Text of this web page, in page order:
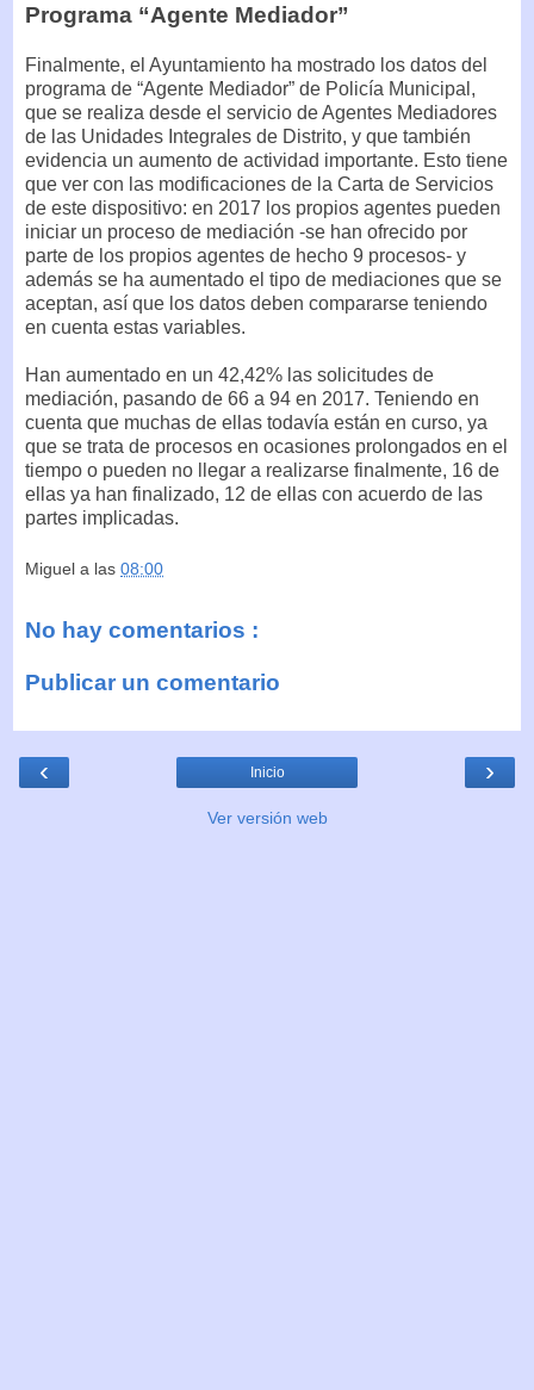
Programa “Agente Mediador”
Finalmente, el Ayuntamiento ha mostrado los datos del
programa de “Agente Mediador” de Policía Municipal,
que se realiza desde el servicio de Agentes Mediadores
de las Unidades Integrales de Distrito, y que también
evidencia un aumento de actividad importante. Esto tiene
que ver con las modificaciones de la Carta de Servicios
de este dispositivo: en 2017 los propios agentes pueden
iniciar un proceso de mediación -se han ofrecido por
parte de los propios agentes de hecho 9 procesos- y
además se ha aumentado el tipo de mediaciones que se
aceptan, así que los datos deben compararse teniendo
en cuenta estas variables.
Han aumentado en un 42,42% las solicitudes de
mediación, pasando de 66 a 94 en 2017. Teniendo en
cuenta que muchas de ellas todavía están en curso, ya
que se trata de procesos en ocasiones prolongados en el
tiempo o pueden no llegar a realizarse finalmente, 16 de
ellas ya han finalizado, 12 de ellas con acuerdo de las
partes implicadas.
Miguel a las 08:00
No hay comentarios :
Publicar un comentario
‹ ›
Inicio
Ver versión web